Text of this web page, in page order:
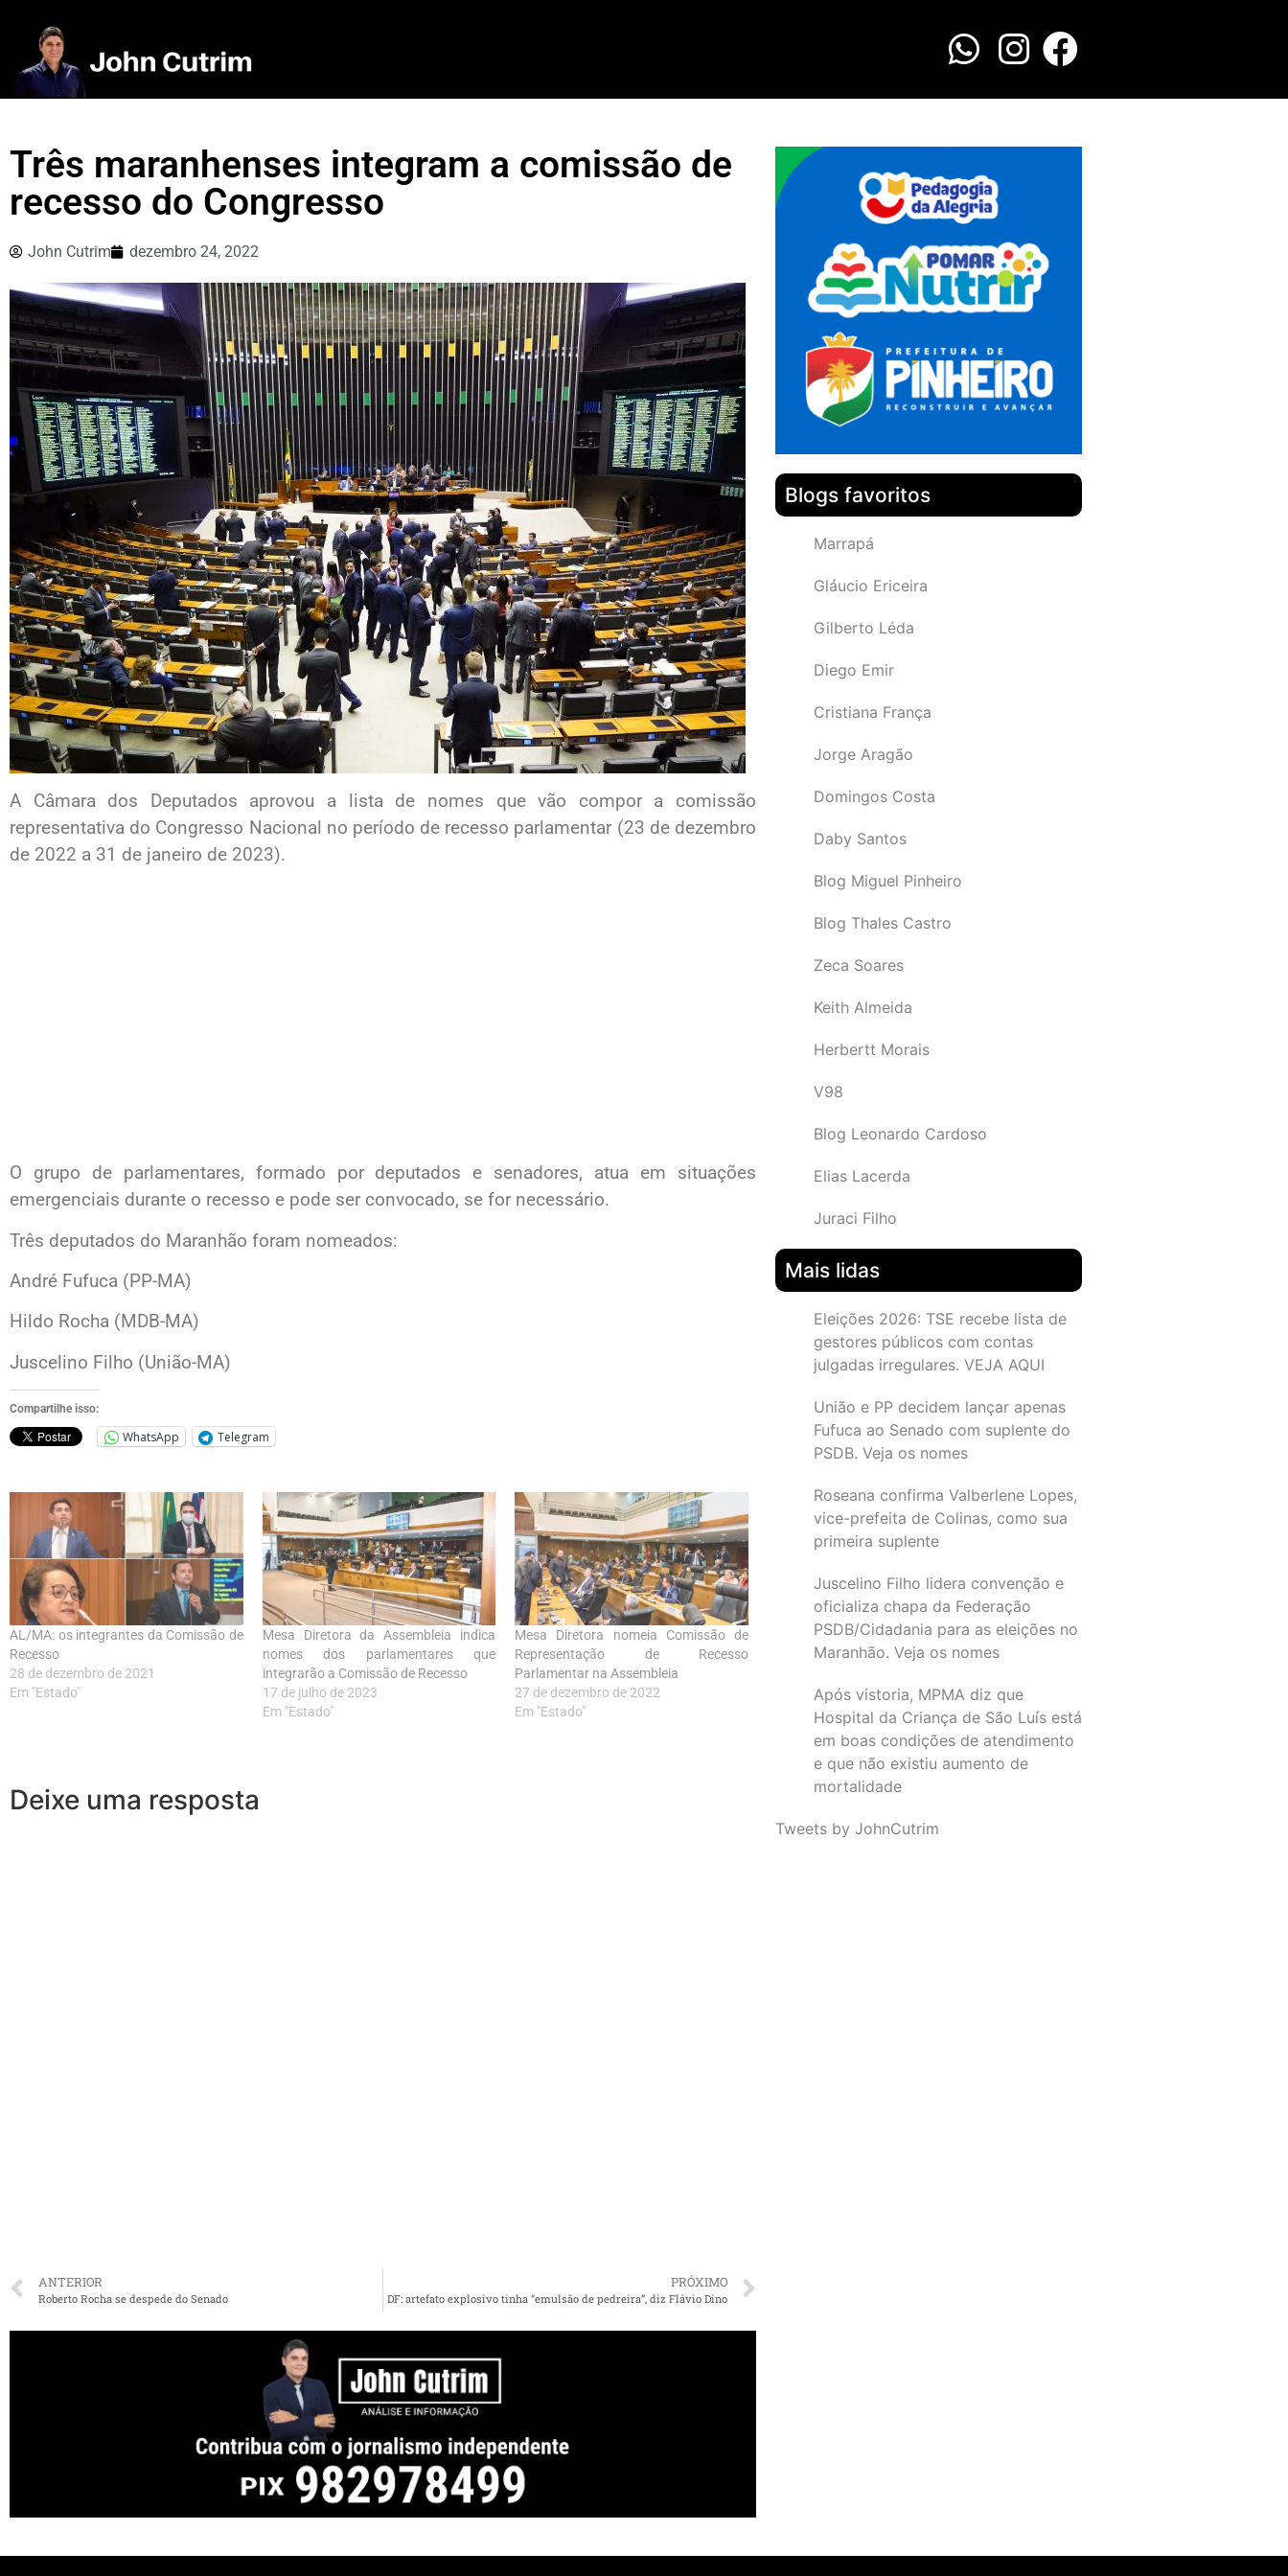
Três maranhenses integram a comissão de
recesso do Congresso
John Cutrim dezembro 24, 2022
A Câmara dos Deputados aprovou a lista de nomes que vão compor a comissão
representativa do Congresso Nacional no período de recesso parlamentar (23 de dezembro
de 2022 a 31 de janeiro de 2023).
O grupo de parlamentares, formado por deputados e senadores, atua em situações
emergenciais durante o recesso e pode ser convocado, se for necessário.
Três deputados do Maranhão foram nomeados:
André Fufuca (PP-MA)
Hildo Rocha (MDB-MA)
Juscelino Filho (União-MA)
Compartilhe isso:
WhatsApp Telegram
AL/MA: os integrantes da Comissão de
Recesso
28 de dezembro de 2021
Em "Estado"
Mesa Diretora da Assembleia indica
nomes dos parlamentares que
integrarão a Comissão de Recesso
17 de julho de 2023
Em "Estado"
Mesa Diretora nomeia Comissão de
Representação de Recesso
Parlamentar na Assembleia
27 de dezembro de 2022
Em "Estado"
Deixe uma resposta
ANTERIOR
Roberto Rocha se despede do Senado
PRÓXIMO
DF: artefato explosivo tinha “emulsão de pedreira”, diz Flávio Dino
Blogs favoritos
Marrapá
Gláucio Ericeira
Gilberto Léda
Diego Emir
Cristiana França
Jorge Aragão
Domingos Costa
Daby Santos
Blog Miguel Pinheiro
Blog Thales Castro
Zeca Soares
Keith Almeida
Herbertt Morais
V98
Blog Leonardo Cardoso
Elias Lacerda
Juraci Filho
Mais lidas
Eleições 2026: TSE recebe lista de
gestores públicos com contas
julgadas irregulares. VEJA AQUI
União e PP decidem lançar apenas
Fufuca ao Senado com suplente do
PSDB. Veja os nomes
Roseana confirma Valberlene Lopes,
vice-prefeita de Colinas, como sua
primeira suplente
Juscelino Filho lidera convenção e
oficializa chapa da Federação
PSDB/Cidadania para as eleições no
Maranhão. Veja os nomes
Após vistoria, MPMA diz que
Hospital da Criança de São Luís está
em boas condições de atendimento
e que não existiu aumento de
mortalidade
Tweets by JohnCutrim